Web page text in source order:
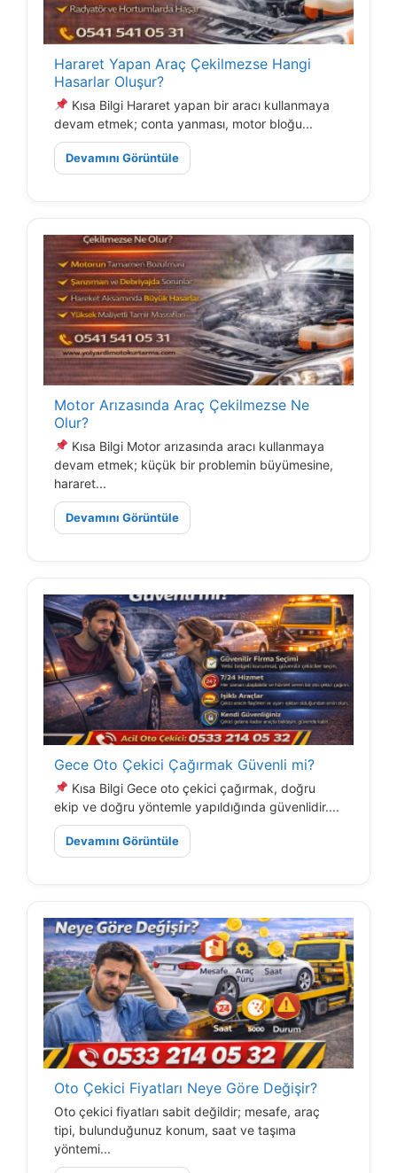
Hararet Yapan Araç Çekilmezse Hangi
Hasarlar Oluşur?
Kısa Bilgi Hararet yapan bir aracı kullanmaya
devam etmek; conta yanması, motor bloğu...
Devamını Görüntüle
Motor Arızasında Araç Çekilmezse Ne
Olur?
Kısa Bilgi Motor arızasında aracı kullanmaya
devam etmek; küçük bir problemin büyümesine,
hararet...
Devamını Görüntüle
Gece Oto Çekici Çağırmak Güvenli mi?
Kısa Bilgi Gece oto çekici çağırmak, doğru
ekip ve doğru yöntemle yapıldığında güvenlidir....
Devamını Görüntüle
Oto Çekici Fiyatları Neye Göre Değişir?
Oto çekici fiyatları sabit değildir; mesafe, araç
tipi, bulunduğunuz konum, saat ve taşıma
yöntemi...